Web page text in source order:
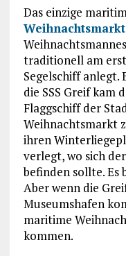
Das einzige
Weihnachtsmarkt
traditionell am
Segelschiff anlegt.
die SSS Greif kam
Flaggschiff der
Weihnachtsmarkt
ihren
verlegt, wo sich
befinden sollte. Es
Aber wenn die
Museumshafen
maritime
kommen.